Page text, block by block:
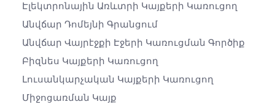
Էլեկտրոնային Առևտրի Կայքերի Կառուցող
Անվճար Դոմեյնի Գրանցում
Անվճար Վայրէջքի Էջերի Կառուցման Գործիք
Բիզնես Կայքերի Կառուցող
Լուսանկարչական Կայքերի Կառուցող
Միջոցառման Կայք